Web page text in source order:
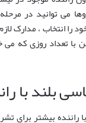
می توانید در
را انتخاب ، مدارک
تعداد روزی که می
بلند با
راننده بیشتر برای